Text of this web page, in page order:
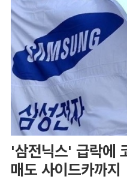
'삼전닉스' 급락에
매도 사이드카까지